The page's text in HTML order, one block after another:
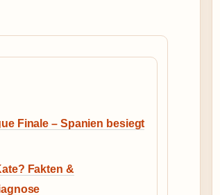
Finale – Spanien besiegt
Fakten &